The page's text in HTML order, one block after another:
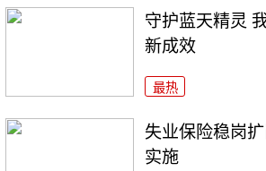
守护蓝天精灵
新成效
最热
失业保险稳岗
实施